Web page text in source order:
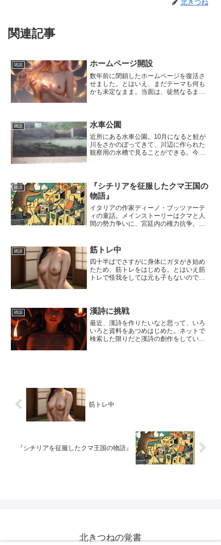
北きつね
関連記事
雑談 ホームページ開設
数年前に閉鎖したホームページを復活さ
せました。とはいえ、まだテーマも何も
かも未定なまま。当面は、徒然なるまま
雑談 水車公園
近所にある水車公園。10月になると鮭が
川をさかのぼってきて、川辺に作られた
観察用の水槽で見ることができる。今年
雑談
『シチリアを征服したクマ王国の
物語』
イタリアの作家ディーノ・ブッツァーテ
ィの童話。メインストーリーはクマと人
間の勢力争いに、宮廷内の権力抗争。そ
りも面白かった。社会風刺も加わって、
分量は子供向けの童話なが...
雑談 筋トレ中
四十半ばでさすがに身体にガタがき始め
たため、筋トレをはじめる。とはいえ筋
トレで怪我をしては元も子もないので、
雑談 漢詩に挑戦
最近、漢詩を作りたいなと思って、いろ
いろと資料をあつめはじめた。ネットで
検索した限りだと漢詩の創作をしている
筋トレ中
『シチリアを征服したクマ王国の物語』
北きつねの覚書